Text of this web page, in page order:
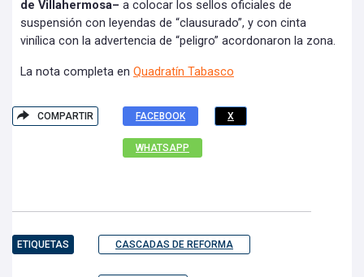
de Villahermosa– a colocar los sellos oficiales de
suspensión con leyendas de “clausurado”, y con cinta
vinílica con la advertencia de “peligro” acordonaron la zona.
La nota completa en Quadratín Tabasco
COMPARTIR FACEBOOK X
WHATSAPP
ETIQUETAS CASCADAS DE REFORMA